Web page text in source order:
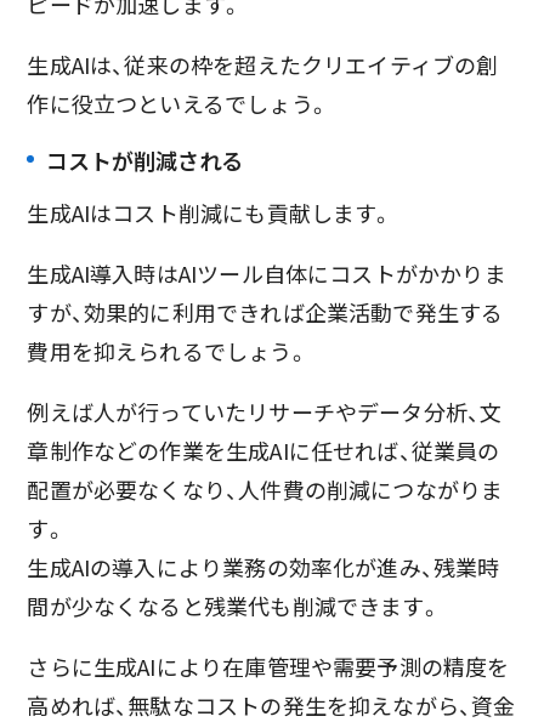
生成AIは、従来の枠を超えたクリエイティブの創
作に役立つといえるでしょう。
コストが削減される
生成AIはコスト削減にも貢献します。
生成AI導入時はAIツール自体にコストがかかりま
すが、効果的に利用できれば企業活動で発生する
費用を抑えられるでしょう。
例えば人が行っていたリサーチやデータ分析、文
章制作などの作業を生成AIに任せれば、従業員の
配置が必要なくなり、人件費の削減につながりま
す。
生成AIの導入により業務の効率化が進み、残業時
間が少なくなると残業代も削減できます。
さらに生成AIにより在庫管理や需要予測の精度を
高めれば、無駄なコストの発生を抑えながら、資金